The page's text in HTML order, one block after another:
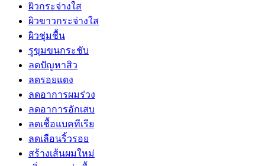
ผิวกระจ่างใส
ผิวขาวกระจ่างใส
ผิวชุ่มชื้น
รูขุมขนกระชับ
ลดปัญหาสิว
ลดรอยแดง
ลดอาการผมร่วง
ลดอาการอักเสบ
ลดเชื้อแบคทีเรีย
ลดเลือนริ้วรอย
สร้างเส้นผมใหม่